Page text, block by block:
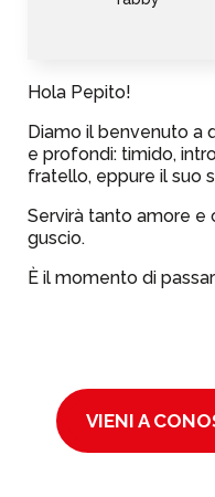
Hola Pepito!
Diamo il benvenuto a
e profondi: timido,
fratello, eppure il suo
Servirà tanto amore e
guscio.
È il momento di
VIENI A